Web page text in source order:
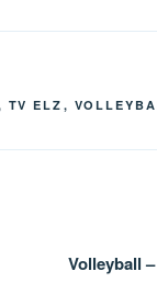
TV ELZ ,
Volleyball